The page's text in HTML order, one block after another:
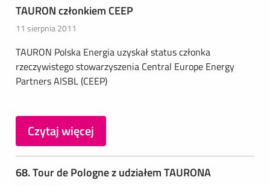
TAURON członkiem CEEP
11 sierpnia 2011
TAURON Polska Energia uzyskał status członka
rzeczywistego stowarzyszenia Central Europe Energy
Partners AISBL (CEEP)
Czytaj więcej
68. Tour de Pologne z udziałem TAURONA